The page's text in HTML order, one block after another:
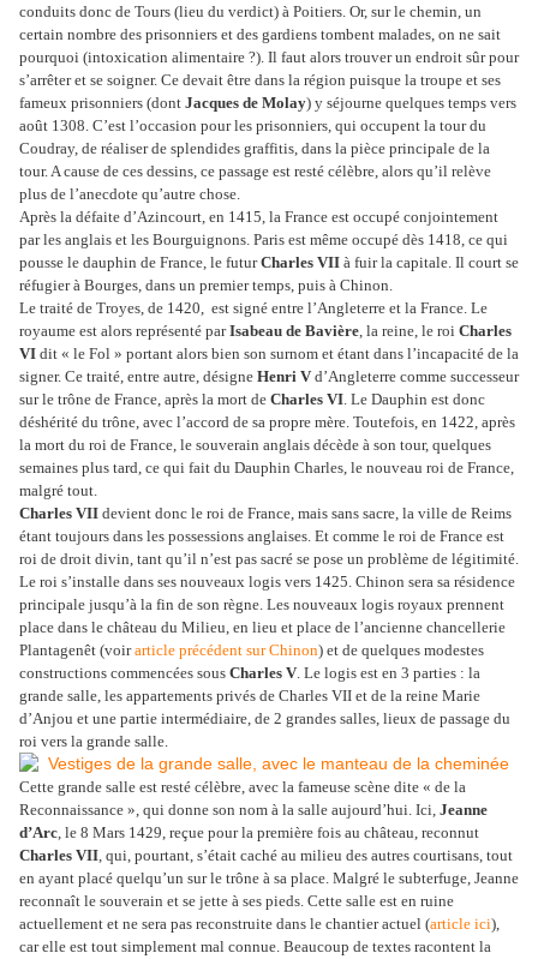
conduits donc de Tours (lieu du verdict) à Poitiers. Or, sur le chemin, un
certain nombre des prisonniers et des gardiens tombent malades, on ne sait
pourquoi (intoxication alimentaire ?). Il faut alors trouver un endroit sûr pour
s’arrêter et se soigner. Ce devait être dans la région puisque la troupe et ses
fameux prisonniers (dont Jacques de Molay) y séjourne quelques temps vers
août 1308. C’est l’occasion pour les prisonniers, qui occupent la tour du
Coudray, de réaliser de splendides graffitis, dans la pièce principale de la
tour. A cause de ces dessins, ce passage est resté célèbre, alors qu’il relève
plus de l’anecdote qu’autre chose.
Après la défaite d’Azincourt, en 1415, la France est occupé conjointement
par les anglais et les Bourguignons. Paris est même occupé dès 1418, ce qui
pousse le dauphin de France, le futurCharles VII à fuir la capitale. Il court se
réfugier à Bourges, dans un premier temps, puis à Chinon.
Le traité de Troyes, de 1420, est signé entre l’Angleterre et la France. Le
royaume est alors représenté parIsabeau de Bavière, la reine, le roi Charles
VI dit « le Fol » portant alors bien son surnom et étant dans l’incapacité de la
signer. Ce traité, entre autre, désigne Henri Vd’Angleterre comme successeur
sur le trône de France, après la mort de Charles VI. Le Dauphin est donc
déshérité du trône, avec l’accord de sa propre mère. Toutefois, en 1422, après
la mort du roi de France, le souverain anglais décède à son tour, quelques
semaines plus tard, ce qui fait du Dauphin Charles, le nouveau roi de France,
malgré tout.
Charles VII devient donc le roi de France, mais sans sacre, la ville de Reims
étant toujours dans les possessions anglaises. Et comme le roi de France est
roi de droit divin, tant qu’il n’est pas sacré se pose un problème de légitimité.
Le roi s’installe dans ses nouveaux logis vers 1425. Chinon sera sa résidence
principale jusqu’à la fin de son règne. Les nouveaux logis royaux prennent
place dans le château du Milieu, en lieu et place de l’ancienne chancellerie
Plantagenêt (voirarticle précédent sur Chinon) et de quelques modestes
constructions commencées sous Charles V. Le logis est en 3 parties : la
grande salle, les appartements privés de Charles VII et de la reine Marie
d’Anjou et une partie intermédiaire, de 2 grandes salles, lieux de passage du
roi vers la grande salle.
Cette grande salle est resté célèbre, avec la fameuse scène dite « de la
Reconnaissance », qui donne son nom à la salle aujourd’hui. Ici, Jeanne
d’Arc, le 8 Mars 1429, reçue pour la première fois au château, reconnut
Charles VII, qui, pourtant, s’était caché au milieu des autres courtisans, tout
en ayant placé quelqu’un sur le trône à sa place. Malgré le subterfuge, Jeanne
reconnaît le souverain et se jette à ses pieds. Cette salle est en ruine
actuellement et ne sera pas reconstruite dans le chantier actuel (article ici),
car elle est tout simplement mal connue. Beaucoup de textes racontent la